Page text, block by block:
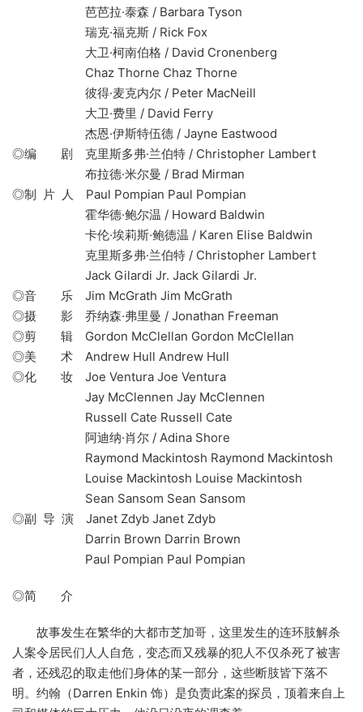
芭芭拉·泰森 / Barbara Tyson
瑞克·福克斯 / Rick Fox
大卫·柯南伯格 / David Cronenberg
Chaz Thorne Chaz Thorne
彼得·麦克内尔 / Peter MacNeill
大卫·费里 / David Ferry
杰恩·伊斯特伍德 / Jayne Eastwood
◎编 剧 克里斯多弗·兰伯特 / Christopher Lambert
布拉德·米尔曼 / Brad Mirman
◎制 片 人 Paul Pompian Paul Pompian
霍华德·鲍尔温 / Howard Baldwin
卡伦·埃莉斯·鲍德温 / Karen Elise Baldwin
克里斯多弗·兰伯特 / Christopher Lambert
Jack Gilardi Jr. Jack Gilardi Jr.
◎音 乐 Jim McGrath Jim McGrath
◎摄 影 乔纳森·弗里曼 / Jonathan Freeman
◎剪 辑 Gordon McClellan Gordon McClellan
◎美 术 Andrew Hull Andrew Hull
◎化 妆 Joe Ventura Joe Ventura
Jay McClennen Jay McClennen
Russell Cate Russell Cate
阿迪纳·肖尔 / Adina Shore
Raymond Mackintosh Raymond Mackintosh
Louise Mackintosh Louise Mackintosh
Sean Sansom Sean Sansom
◎副 导 演 Janet Zdyb Janet Zdyb
Darrin Brown Darrin Brown
Paul Pompian Paul Pompian
◎简 介
故事发生在繁华的大都市芝加哥，这里发生的连环肢解杀
人案令居民们人人自危，变态而又残暴的犯人不仅杀死了被害
者，还残忍的取走他们身体的某一部分，这些断肢皆下落不
明。约翰（Darren Enkin 饰）是负责此案的探员，顶着来自上